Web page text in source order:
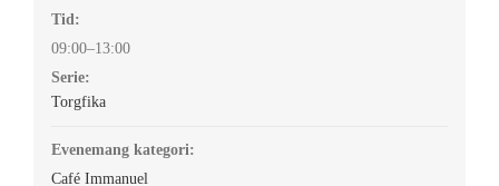
Tid:
09:00–13:00
Serie:
Torgfika
Evenemang kategori:
Café Immanuel